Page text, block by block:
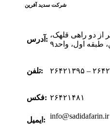
شرکت سدید‌ آفرین
آدرس:
از دو راهی قلهک،
طبقه اول، واحد۹
تلفن: – ۲۶۴۲۱۴۷۵
فکس: ۲۶۴۲۱۴۸۱
ایمیل: info@sadidafarin.ir